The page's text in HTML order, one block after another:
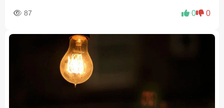
87 0 0